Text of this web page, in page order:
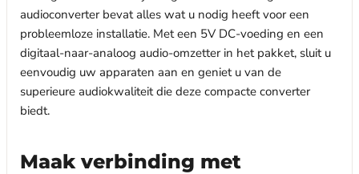
audioconverter bevat alles wat u nodig heeft voor een
probleemloze installatie. Met een 5V DC-voeding en een
digitaal-naar-analoog audio-omzetter in het pakket, sluit u
eenvoudig uw apparaten aan en geniet u van de
superieure audiokwaliteit die deze compacte converter
biedt.
Maak verbinding met